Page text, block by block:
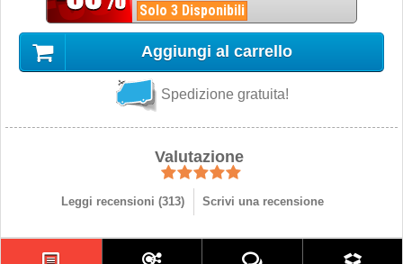
Solo 3 Disponibili
Aggiungi al carrello
Spedizione gratuita!
Valutazione
Leggi recensioni (313) Scrivi una recensione